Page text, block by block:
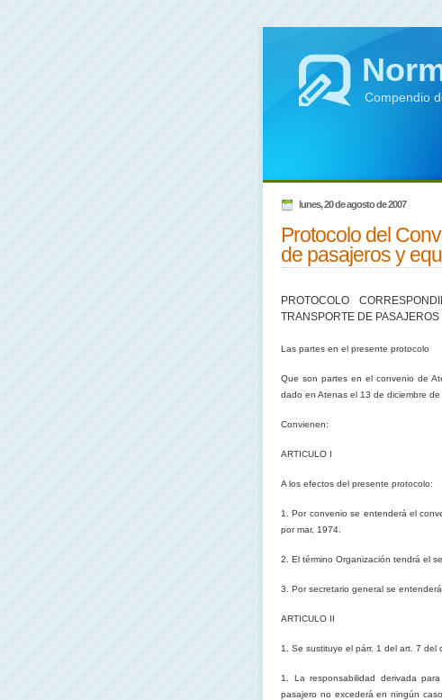
Compendio
lunes, 20 de agosto de 2007
Protocolo del
de pasajeros y
PROTOCOLO
TRANSPORTE DE
Las partes en el presente protocolo
Que son partes en el convenio de
dado en Atenas el 13 de diciembre de
Convienen:
ARTICULO I
A los efectos del presente protocolo:
1. Por convenio se entenderá el
por mar, 1974.
2. El término Organización tendrá el
3. Por secretario general se
ARTICULO II
1. Se sustituye el párr. 1 del art. 7 del
1. La responsabilidad derivada
pasajero no excederá en ningún